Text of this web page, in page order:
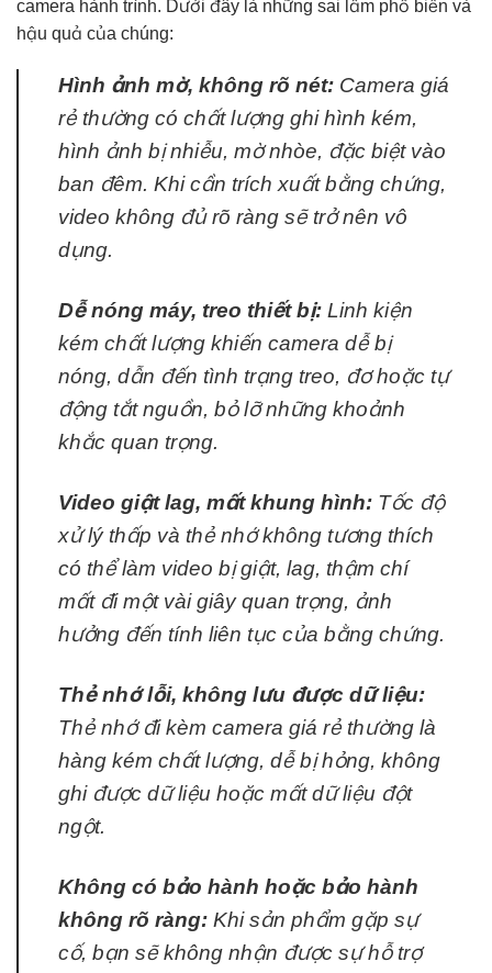
camera hành trình. Dưới đây là những sai lầm phổ biến và
hậu quả của chúng:
Hình ảnh mờ, không rõ nét: Camera giá
rẻ thường có chất lượng ghi hình kém,
hình ảnh bị nhiễu, mờ nhòe, đặc biệt vào
ban đêm. Khi cần trích xuất bằng chứng,
video không đủ rõ ràng sẽ trở nên vô
dụng.
Dễ nóng máy, treo thiết bị: Linh kiện
kém chất lượng khiến camera dễ bị
nóng, dẫn đến tình trạng treo, đơ hoặc tự
động tắt nguồn, bỏ lỡ những khoảnh
khắc quan trọng.
Video giật lag, mất khung hình: Tốc độ
xử lý thấp và thẻ nhớ không tương thích
có thể làm video bị giật, lag, thậm chí
mất đi một vài giây quan trọng, ảnh
hưởng đến tính liên tục của bằng chứng.
Thẻ nhớ lỗi, không lưu được dữ liệu:
Thẻ nhớ đi kèm camera giá rẻ thường là
hàng kém chất lượng, dễ bị hỏng, không
ghi được dữ liệu hoặc mất dữ liệu đột
ngột.
Không có bảo hành hoặc bảo hành
không rõ ràng: Khi sản phẩm gặp sự
cố, bạn sẽ không nhận được sự hỗ trợ